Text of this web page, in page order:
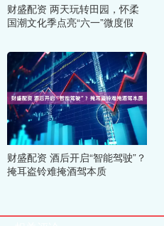
财盛配资 两天玩转田园，怀柔
国潮文化季点亮“六一”微度假
财盛配资 酒后开启“智能驾驶”？
掩耳盗铃难掩酒驾本质